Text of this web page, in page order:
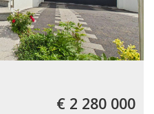
€ 2 280 000